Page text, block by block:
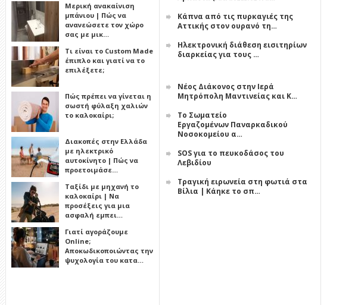
Μερική ανακαίνιση
μπάνιου | Πώς να
ανανεώσετε τον χώρο
σας με μικ…
Τι είναι το Custom Made
έπιπλο και γιατί να το
επιλέξετε;
Πώς πρέπει να γίνεται η
σωστή φύλαξη χαλιών
το καλοκαίρι;
Διακοπές στην Ελλάδα
με ηλεκτρικό
αυτοκίνητο | Πώς να
προετοιμάσε…
Ταξίδι με μηχανή το
καλοκαίρι | Να
προσέξεις για μια
ασφαλή εμπει…
Γιατί αγοράζουμε
Online;
Αποκωδικοποιώντας την
ψυχολογία του κατα…
Κάπνα από τις πυρκαγιές της
Αττικής στον ουρανό τη…
Ηλεκτρονική διάθεση εισιτηρίων
διαρκείας για τους …
Νέος Διάκονος στην Ιερά
Μητρόπολη Μαντινείας και Κ…
Το Σωματείο
Εργαζομένων Παναρκαδικού
Νοσοκομείου α…
SOS για το πευκοδάσος του
Λεβιδίου
Τραγική ειρωνεία στη φωτιά στα
Βίλια | Κάηκε το σπ…